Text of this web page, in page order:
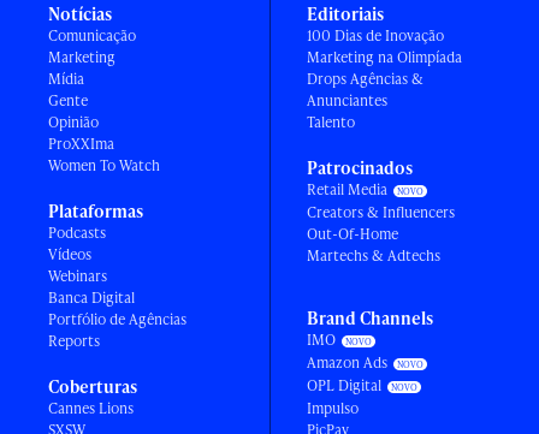
Notícias
Comunicação
Marketing
Mídia
Gente
Opinião
ProXXIma
Women To Watch
Plataformas
Podcasts
Vídeos
Webinars
Banca Digital
Portfólio de Agências
Reports
Coberturas
Cannes Lions
SXSW
Editoriais
100 Dias de Inovação
Marketing na Olimpíada
Drops Agências &
Anunciantes
Talento
Patrocinados
Retail Media
Creators & Influencers
Out-Of-Home
Martechs & Adtechs
Brand Channels
IMO
Amazon Ads
OPL Digital
Impulso
PicPay